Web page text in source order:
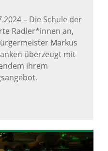
– Die Schule der
Radler*innen an,
Markus
überzeugt mit
ihrem